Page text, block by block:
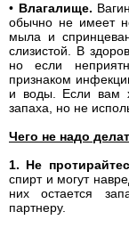
• Влагалище.
обычно не имеет
мыла и
слизистой. В
но если
признаком
и воды. Если вам
запаха, но не
Чего не надо
1. Не
спирт и могут
них остается
партнеру.